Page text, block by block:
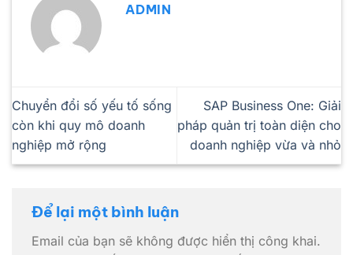
ADMIN
Chuyển đổi số yếu tố sống
còn khi quy mô doanh
nghiệp mở rộng
SAP Business One: Giải
pháp quản trị toàn diện cho
doanh nghiệp vừa và nhỏ
Để lại một bình luận
Email của bạn sẽ không được hiển thị công khai.